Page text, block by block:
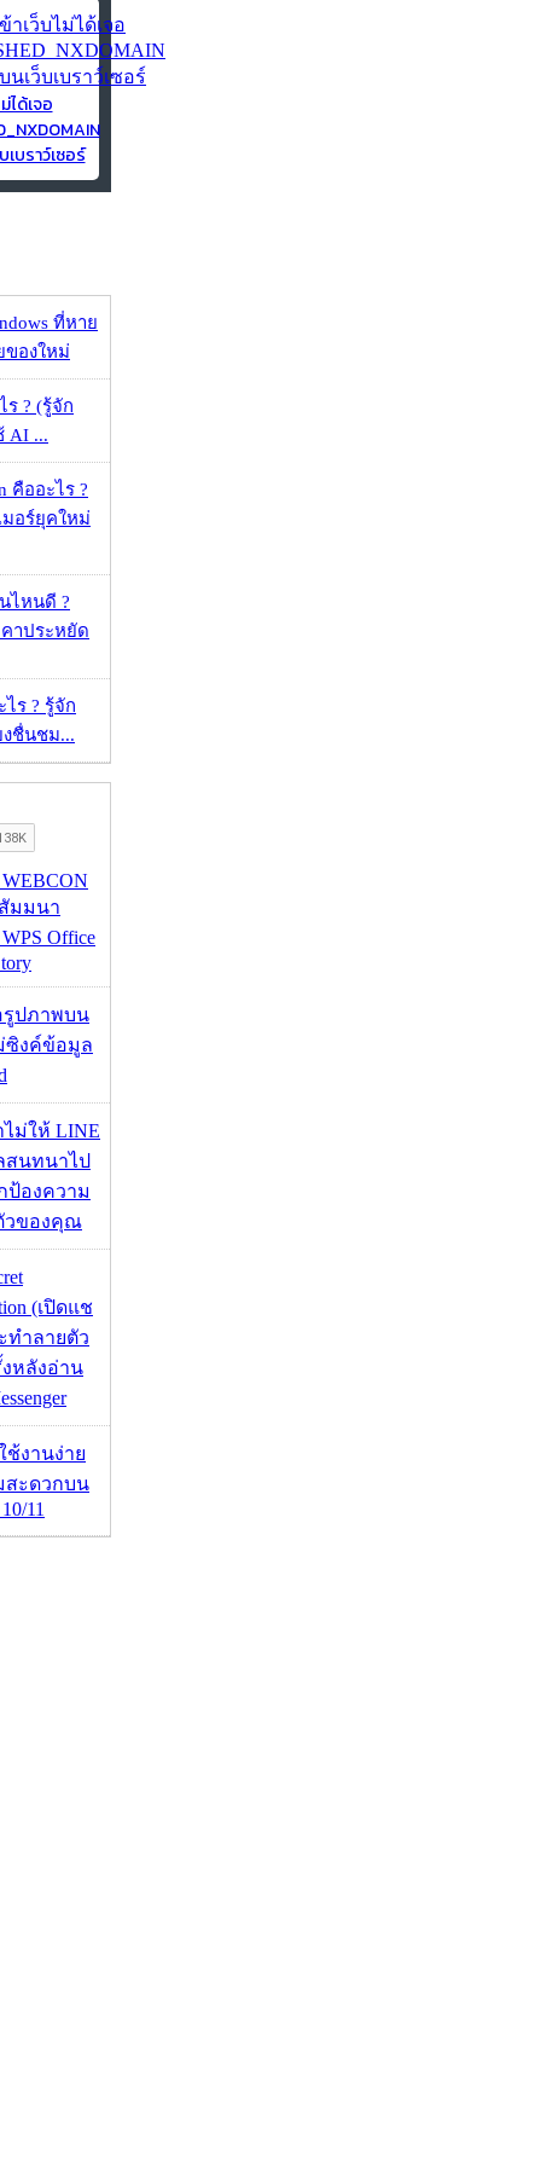
ได้เจอ
บราว์เซอร์
ที่หาย
องใหม่
ร ? (รู้จัก
AI ...
คืออะไร ?
อร์ยุคใหม่
ไหนดี ?
าประหยัด
ไร ? รู้จัก
งชื่นชม...
WEBCON
มมนา
Office
รูปภาพบน
ซิงค์ข้อมูล
ม่ให้ LINE
สนทนาไป
ป้องความ
วของคุณ
(เปิดแช
ทำลายตัว
หลังอ่าน
ช้งานง่าย
สะดวกบน
11